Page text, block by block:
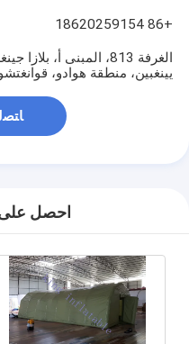
+86 18620259154
يينغبين، منطقة هوادو،
احصل